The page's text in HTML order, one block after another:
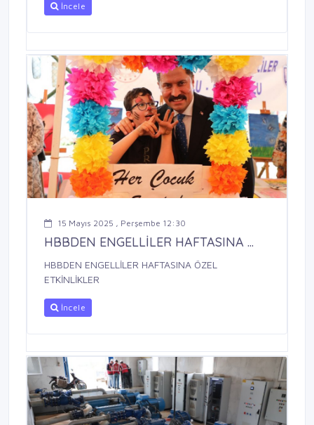
İncele
15 Mayıs 2025 , Perşembe 12:30
HBBDEN ENGELLİLER HAFTASINA ...
HBBDEN ENGELLİLER HAFTASINA ÖZEL
ETKİNLİKLER
İncele